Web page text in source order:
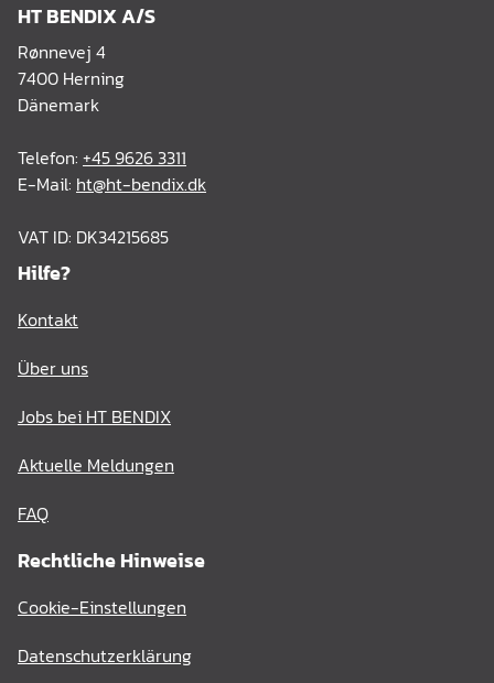
HT BENDIX A/S
Rønnevej 4
7400 Herning
Dänemark
Telefon: +45 9626 3311
E-Mail: ht@ht-bendix.dk
VAT ID: DK34215685
Hilfe?
Kontakt
Über uns
Jobs bei HT BENDIX
Aktuelle Meldungen
FAQ
Rechtliche Hinweise
Cookie-Einstellungen
Datenschutzerklärung